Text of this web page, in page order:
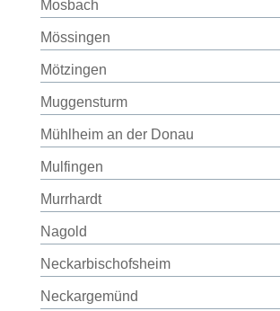
Mosbach
Mössingen
Mötzingen
Muggensturm
Mühlheim an der Donau
Mulfingen
Murrhardt
Nagold
Neckarbischofsheim
Neckargemünd